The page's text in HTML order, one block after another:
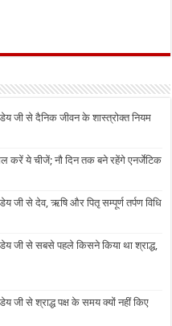
जी से दैनिक जीवन के शास्त्रोक्त नियम
करें ये चीजें; नौ दिन तक बने रहेंगे एनर्जेटिक
जी से देव, ऋषि और पितृ सम्पूर्ण तर्पण विधि
जी से सबसे पहले किसने किया था श्राद्ध,
जी से श्राद्ध पक्ष के समय क्यों नहीं किए